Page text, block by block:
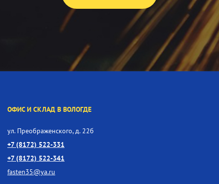
ОФИС И СКЛАД В ВОЛОГДЕ
ул. Преображенского, д. 22б
+7 (8172) 522-331
+7 (8172) 522-341
fasten35@ya.ru